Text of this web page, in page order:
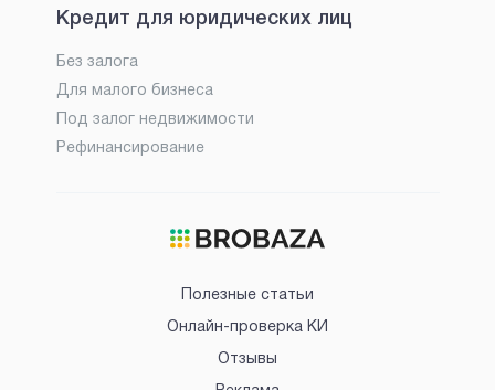
Кредит для юридических лиц
Без залога
Для малого бизнеса
Под залог недвижимости
Рефинансирование
Полезные статьи
Онлайн-проверка КИ
Отзывы